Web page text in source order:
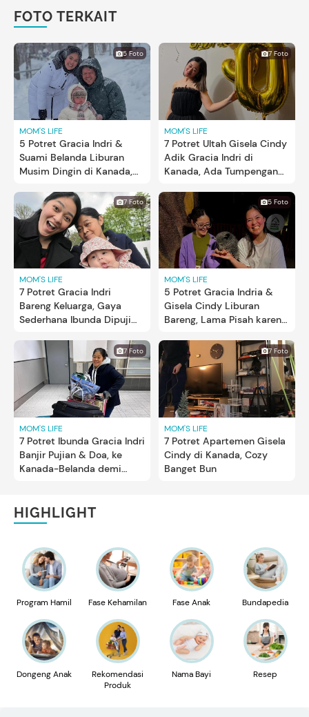
FOTO TERKAIT
5 Foto
MOM'S LIFE
5 Potret Gracia Indri &
Suami Belanda Liburan
Musim Dingin di Kanada,
7 Foto
MOM'S LIFE
7 Potret Ultah Gisela Cindy
Adik Gracia Indri di
Kanada, Ada Tumpengan
7 Foto
MOM'S LIFE
7 Potret Gracia Indri
Bareng Keluarga, Gaya
Sederhana Ibunda Dipuji
5 Foto
MOM'S LIFE
5 Potret Gracia Indria &
Gisela Cindy Liburan
Bareng, Lama Pisah karena
7 Foto
MOM'S LIFE
7 Potret Ibunda Gracia Indri
Banjir Pujian & Doa, ke
Kanada-Belanda demi
7 Foto
MOM'S LIFE
7 Potret Apartemen Gisela
Cindy di Kanada, Cozy
Banget Bun
HIGHLIGHT
Program Hamil Fase Kehamilan Fase Anak Bundapedia
Dongeng Anak
Rekomendasi
Produk
Nama Bayi Resep